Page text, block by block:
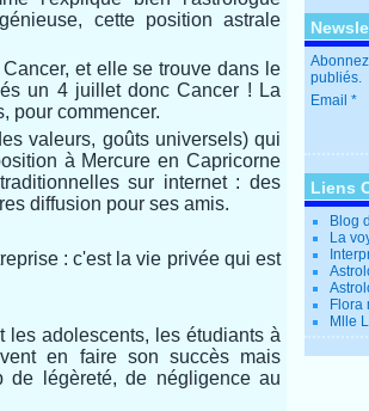
cette position astrale
et elle se trouve dans le
un 4 juillet donc Cancer ! La
pour commencer.
valeurs, goûts universels) qui
à Mercure en Capricorne
sur internet : des
diffusion pour ses amis.
: c'est la vie privée qui est
les adolescents, les étudiants à
en faire son succès mais
de légèreté, de négligence au
publiés.
Email
Liens
Blog
La
Flora
Mlle